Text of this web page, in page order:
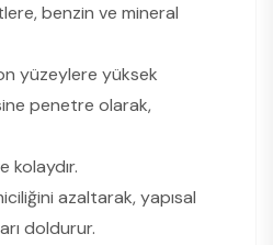
benzin ve mineral
yüzeylere yüksek
penetre olarak,
kolaydır.
azaltarak, yapısal
doldurur.